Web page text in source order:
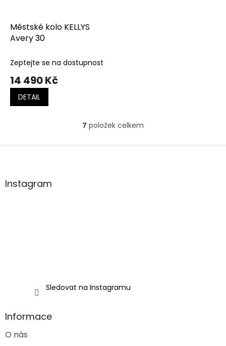
Městské kolo KELLYS
Avery 30
Zeptejte se na dostupnost
14 490 Kč
DETAIL
O
l
i
s
7 položek celkem
Z
aInstagram
Sledovat na Instagramu
Informace
O nás